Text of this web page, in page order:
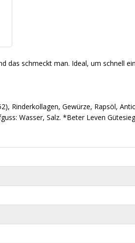
das schmeckt man. Ideal, um schnell
Rinderkollagen, Gewürze, Rapsöl,
Wasser, Salz. *Beter Leven